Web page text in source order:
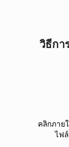
วิธีกา
คลิกภาย
ไฟ